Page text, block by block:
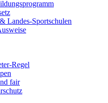
Landes-Sportschulen
Regel
fair